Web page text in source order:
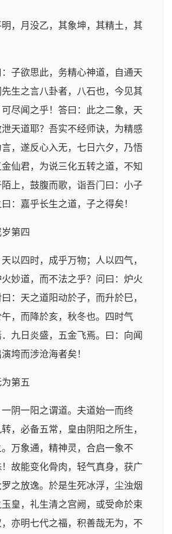
，月没乙，其象坤，其精土，其
：子欲思此，务精心神道，自通天
生之言八卦者，八石也，今见其
尽闻之乎！答曰：此之二象，天
天道耶？吾实不经师诀，为精感
，遂反心入无，七日六夕，乃悟
仙君，为说三化五转之道，不知
上，鼓腹而歌，诣吾门曰：小子
：嘉乎长生之道，子之得矣！
第四
以四时，成乎万物；人以四气，
妙道，而不法之乎？问曰：炉火
：天之道阳动於子，而升於巳，
，而降於亥，秋冬也。四时气
九日炎盛，五金飞焉。曰：向闻
垮而涉沧海者矣！
第五
阴一阳之谓道。夫道始一而终
，必备五常，皇由阴阳之所生，
万象通，精神灵，合启一象不
故能变化骨肉，轻气真身，获广
之放逸。於是生死冰浮，尘浊烟
皇，礼生清之宫阙，或受命於束
亦明七代之福，积善哉无为，不